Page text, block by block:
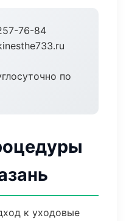
76-84
по
к уходовые